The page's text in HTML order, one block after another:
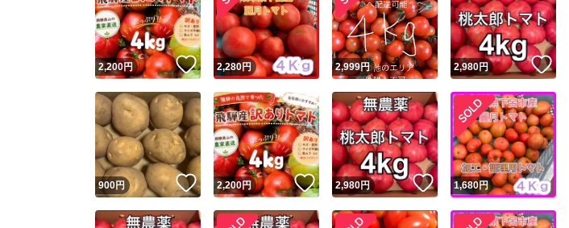
ユーザーの実績
Yahoo!フリマが定めた一定の基準を満たしたユー
2,200円 いいね！
2,280円 2,999円 2,980円 い
900円 いいね！
2,200円 いいね！
2,980円 いいね！
1,680円